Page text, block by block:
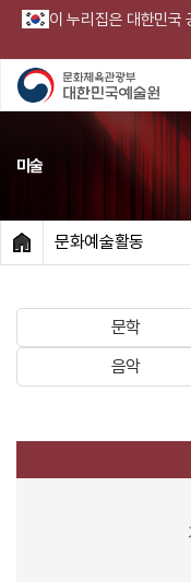
이 누리집은 대한민국
미술
HOME
문화예술활동
문학
음악